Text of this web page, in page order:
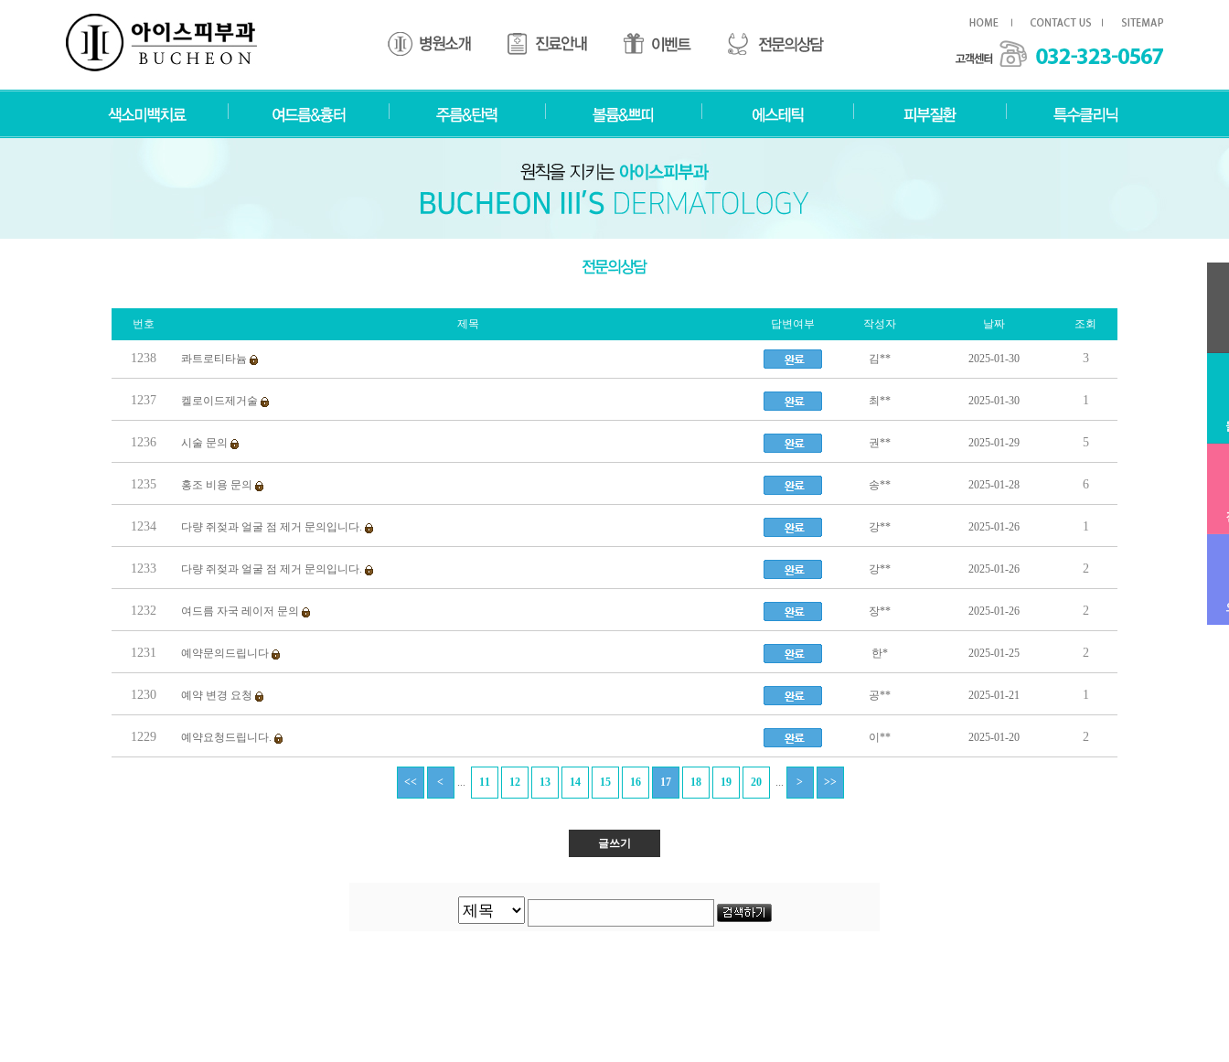
번호 제목 답변여부 작성자 날짜 조회
1238 콰트로티타늄 김** 2025-01-30 3
1237 켈로이드제거술 최** 2025-01-30 1
1236 시술 문의 권** 2025-01-29 5
1235 홍조 비용 문의 송** 2025-01-28 6
1234 다량 쥐젖과 얼굴 점 제거 문의입니다. 강** 2025-01-26 1
1233 다량 쥐젖과 얼굴 점 제거 문의입니다. 강** 2025-01-26 2
1232 여드름 자국 레이저 문의 장** 2025-01-26 2
1231 예약문의드립니다 한* 2025-01-25 2
1230 예약 변경 요청 공** 2025-01-21 1
1229 예약요청드립니다. 이** 2025-01-20 2
... ...